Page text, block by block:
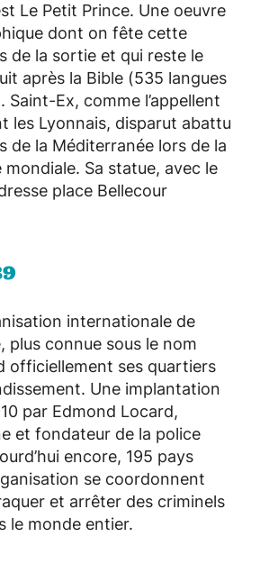
Le Petit Prince. Une oeuvre
dont on fête cette
de la sortie et qui reste le
après la Bible (535 langues
Saint-Ex, comme l’appellent
les Lyonnais, disparut abattu
de la Méditerranée lors de la
mondiale. Sa statue, avec le
place Bellecour
internationale de
plus connue sous le nom
officiellement ses quartiers
Une implantation
par Edmond Locard,
et fondateur de la police
encore, 195 pays
se coordonnent
et arrêter des criminels
le monde entier.